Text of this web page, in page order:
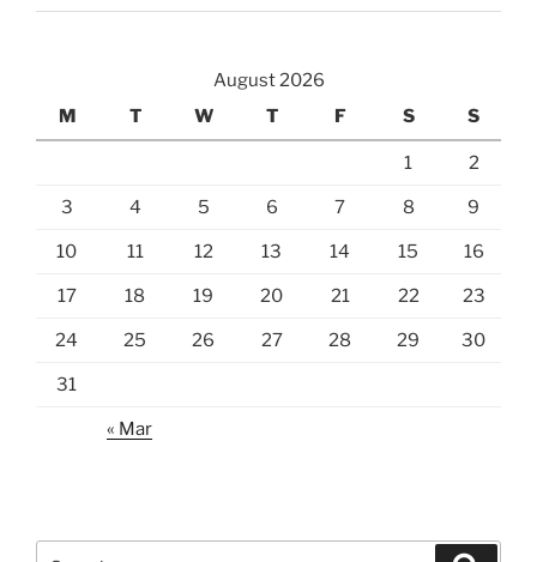
August 2026
M
T W T F S S
1 2
3 4 5 6 7 8 9
10 11 12 13 14 15 16
17 18 19 20 21 22 23
24 25 26 27 28 29 30
31
« Mar